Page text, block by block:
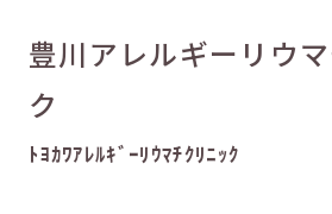
豊川アレルギーリウ
ク
ﾄﾖｶﾜｱﾚﾙｷﾞｰﾘｳﾏﾁｸﾘﾆｯｸ